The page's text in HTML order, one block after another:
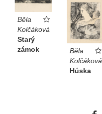
Běla
Kolčáková
Starý
zámok
Běla
Kolčáková
Húska